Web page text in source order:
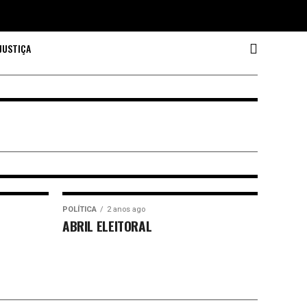
em 2026:
POLÍTICA 2 anos ago
ABRIL ELEITORAL